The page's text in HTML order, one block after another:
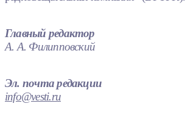
Главный редактор
А. А. Филипповский
Эл. почта редакции
info@vesti.ru